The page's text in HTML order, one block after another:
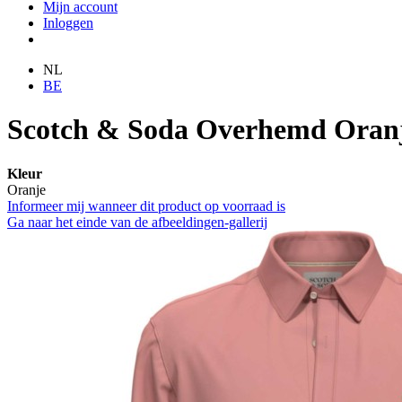
Mijn account
Inloggen
NL
BE
Scotch & Soda Overhemd
Kleur
Oranje
Informeer mij wanneer dit product op voorraad is
Ga naar het einde van de afbeeldingen-gallerij